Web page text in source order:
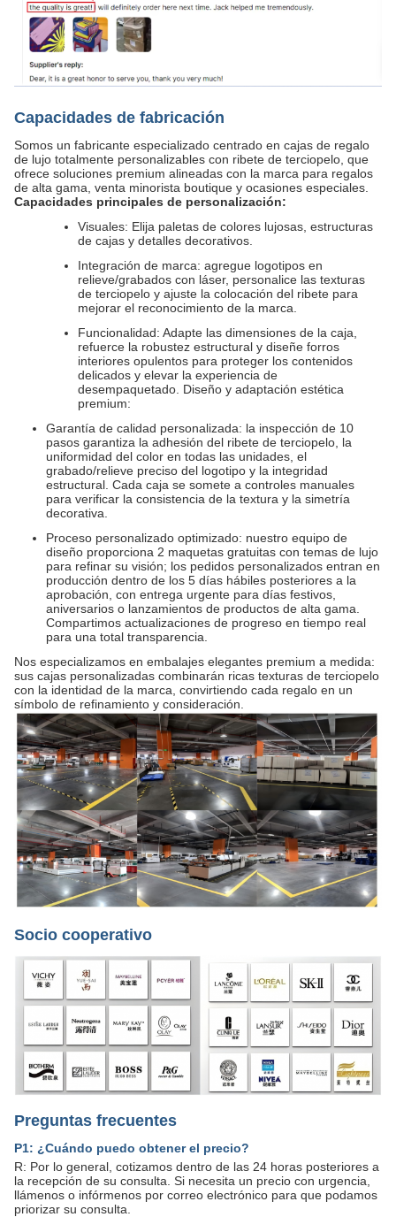
Capacidades de fabricación
Somos un fabricante especializado centrado en cajas de regalo
de lujo totalmente personalizables con ribete de terciopelo, que
ofrece soluciones premium alineadas con la marca para regalos
de alta gama, venta minorista boutique y ocasiones especiales.
Capacidades principales de personalización:
Visuales: Elija paletas de colores lujosas, estructuras
de cajas y detalles decorativos.
Integración de marca: agregue logotipos en
relieve/grabados con láser, personalice las texturas
de terciopelo y ajuste la colocación del ribete para
mejorar el reconocimiento de la marca.
Funcionalidad: Adapte las dimensiones de la caja,
refuerce la robustez estructural y diseñe forros
interiores opulentos para proteger los contenidos
delicados y elevar la experiencia de
desempaquetado. Diseño y adaptación estética
premium:
Garantía de calidad personalizada: la inspección de 10
pasos garantiza la adhesión del ribete de terciopelo, la
uniformidad del color en todas las unidades, el
grabado/relieve preciso del logotipo y la integridad
estructural. Cada caja se somete a controles manuales
para verificar la consistencia de la textura y la simetría
decorativa.
Proceso personalizado optimizado: nuestro equipo de
diseño proporciona 2 maquetas gratuitas con temas de lujo
para refinar su visión; los pedidos personalizados entran en
producción dentro de los 5 días hábiles posteriores a la
aprobación, con entrega urgente para días festivos,
aniversarios o lanzamientos de productos de alta gama.
Compartimos actualizaciones de progreso en tiempo real
para una total transparencia.
Nos especializamos en embalajes elegantes premium a medida:
sus cajas personalizadas combinarán ricas texturas de terciopelo
con la identidad de la marca, convirtiendo cada regalo en un
símbolo de refinamiento y consideración.
Socio cooperativo
Preguntas frecuentes
P1: ¿Cuándo puedo obtener el precio?
R: Por lo general, cotizamos dentro de las 24 horas posteriores a
la recepción de su consulta. Si necesita un precio con urgencia,
llámenos o infórmenos por correo electrónico para que podamos
priorizar su consulta.